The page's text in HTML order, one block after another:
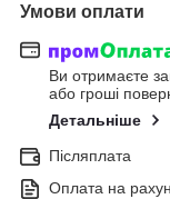
Умови оплати
Ви отримаєте
або гроші
Детальніше
Післяплата
Оплата на